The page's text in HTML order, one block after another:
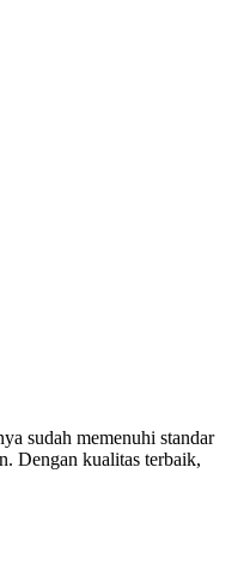
sudah memenuhi standar
Dengan kualitas terbaik,